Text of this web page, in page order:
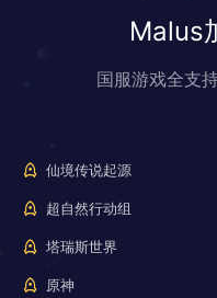
Malus
国服游戏全支
仙境传说起源
超自然行动组
塔瑞斯世界
原神